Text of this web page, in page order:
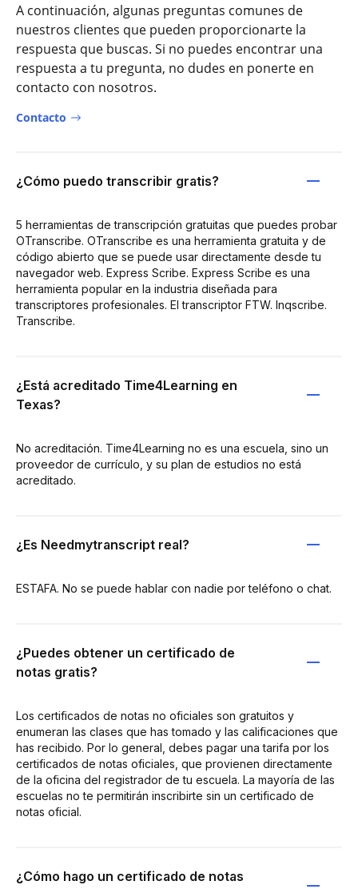
A continuación, algunas preguntas comunes de
nuestros clientes que pueden proporcionarte la
respuesta que buscas. Si no puedes encontrar una
respuesta a tu pregunta, no dudes en ponerte en
contacto con nosotros.
Contacto
¿Cómo puedo transcribir gratis?
5 herramientas de transcripción gratuitas que puedes probar
OTranscribe. OTranscribe es una herramienta gratuita y de
código abierto que se puede usar directamente desde tu
navegador web. Express Scribe. Express Scribe es una
herramienta popular en la industria diseñada para
transcriptores profesionales. El transcriptor FTW. Inqscribe.
Transcribe.
¿Está acreditado Time4Learning en
Texas?
No acreditación. Time4Learning no es una escuela, sino un
proveedor de currículo, y su plan de estudios no está
acreditado.
¿Es Needmytranscript real?
ESTAFA. No se puede hablar con nadie por teléfono o chat.
¿Puedes obtener un certificado de
notas gratis?
Los certificados de notas no oficiales son gratuitos y
enumeran las clases que has tomado y las calificaciones que
has recibido. Por lo general, debes pagar una tarifa por los
certificados de notas oficiales, que provienen directamente
de la oficina del registrador de tu escuela. La mayoría de las
escuelas no te permitirán inscribirte sin un certificado de
notas oficial.
¿Cómo hago un certificado de notas